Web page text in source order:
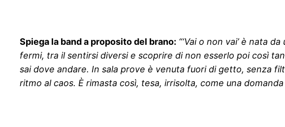
Spiega la band a proposito del brano: “‘Vai o non vai’ è nata
fermi, tra il sentirsi diversi e scoprire di non esserlo poi così
sai dove andare. In sala prove è venuta fuori di getto, senza
ritmo al caos. È rimasta così, tesa, irrisolta, come una